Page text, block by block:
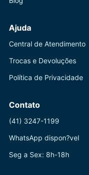
Ajuda
Central de Atendimento
Trocas e Devoluções
Política de Privacidade
Contato
(41) 3247-1199
WhatsApp dispon?vel
Seg a Sex: 8h-18h